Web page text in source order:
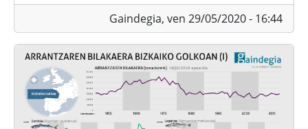
Gaindegia, ven 29/05/2020 - 16:44